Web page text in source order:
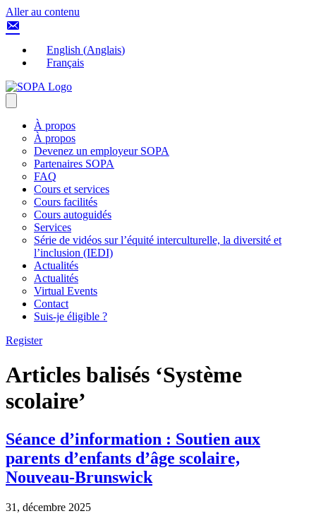
Aller au contenu
English (Anglais)
Français
À propos
À propos
Devenez un employeur SOPA
Partenaires SOPA
FAQ
Cours et services
Cours facilités
Cours autoguidés
Services
Série de vidéos sur l’équité interculturelle, la diversité et
l’inclusion (IEDI)
Actualités
Actualités
Virtual Events
Contact
Suis-je éligible ?
Register
Articles balisés ‘Système
scolaire’
Séance d’information : Soutien aux
parents d’enfants d’âge scolaire,
Nouveau-Brunswick
31, décembre 2025